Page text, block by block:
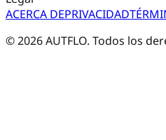
ACERCA DEPRIVACIDAD
©2026AUTFLO. Todos los